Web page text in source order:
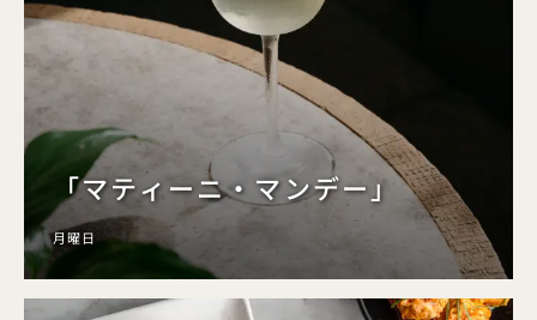
「マティーニ・マンデー」
月曜日